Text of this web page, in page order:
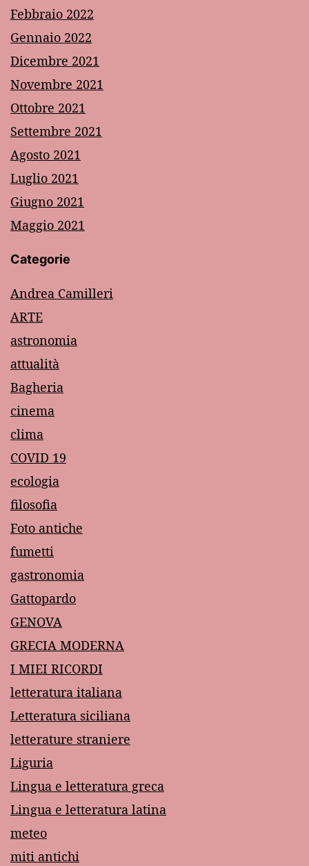
Febbraio 2022
Gennaio 2022
Dicembre 2021
Novembre 2021
Ottobre 2021
Settembre 2021
Agosto 2021
Luglio 2021
Giugno 2021
Maggio 2021
Categorie
Andrea Camilleri
ARTE
astronomia
attualità
Bagheria
cinema
clima
COVID 19
ecologia
filosofia
Foto antiche
fumetti
gastronomia
Gattopardo
GENOVA
GRECIA MODERNA
I MIEI RICORDI
letteratura italiana
Letteratura siciliana
letterature straniere
Liguria
Lingua e letteratura greca
Lingua e letteratura latina
meteo
miti antichi